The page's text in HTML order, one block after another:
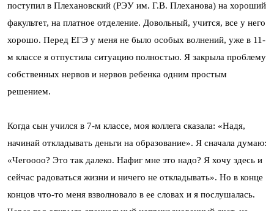
поступил в Плехановский (РЭУ им. Г.В. Плеханова) на хороший
факультет, на платное отделение. Довольный, учится, все у него
хорошо. Перед ЕГЭ у меня не было особых волнений, уже в 11-
м классе я отпустила ситуацию полностью. Я закрыла проблему
собственных нервов и нервов ребенка одним простым
решением.
Когда сын учился в 7-м классе, моя коллега сказала: «Надя,
начинай откладывать деньги на образование». Я сначала думаю:
«Чегоооо? Это так далеко. Нафиг мне это надо? Я хочу здесь и
сейчас радоваться жизни и ничего не откладывать». Но в конце
концов что-то меня взволновало в ее словах и я послушалась.